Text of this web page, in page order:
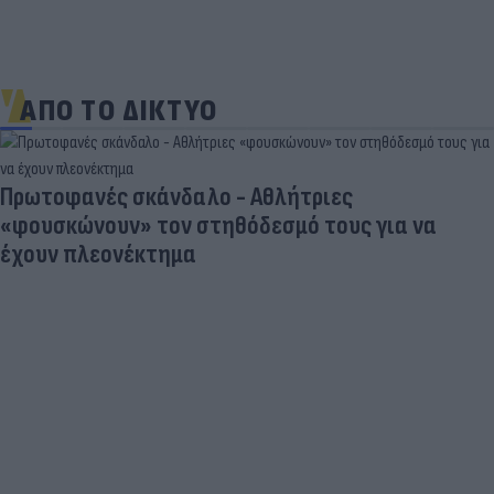
ΑΠΟ ΤΟ ΔΙΚΤΥΟ
Πρωτοφανές σκάνδαλο - Aθλήτριες
«φουσκώνουν» τον στηθόδεσμό τους για να
έχουν πλεονέκτημα